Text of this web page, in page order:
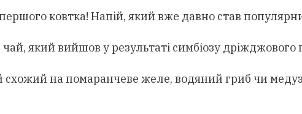
ковтка! Напій, який вже давно став
який вийшов у результаті симбіозу
схожий на помаранчеве желе, водяний гриб чи